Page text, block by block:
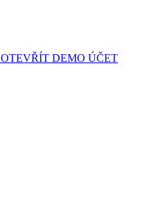
OTEVŘÍT DEMO ÚČET